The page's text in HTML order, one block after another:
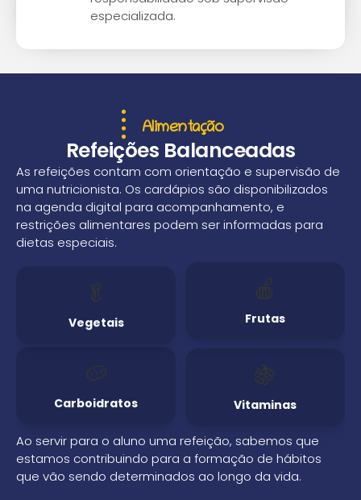
especializada.
Alimentação
Refeições Balanceadas
As refeições contam com orientação e supervisão de
uma nutricionista. Os cardápios são disponibilizados
na agenda digital para acompanhamento, e
restrições alimentares podem ser informadas para
dietas especiais.
🥬
Vegetais
🍎
Frutas
🥔
Carboidratos
🍇
Vitaminas
Ao servir para o aluno uma refeição, sabemos que
estamos contribuindo para a formação de hábitos
que vão sendo determinados ao longo da vida.